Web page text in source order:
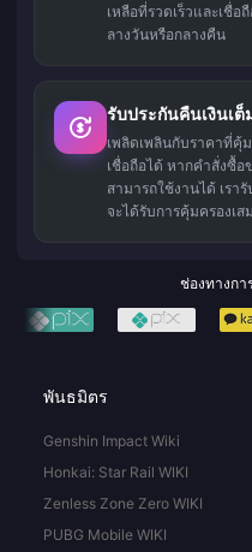
เหลือที่รวดเร็วและเชื่
ลางวันหรือกลางคืน
รับประกันคืนเงินเ
เพลิดเพลินกับราคาที่คุ้
เชื่อถือได้ หากคำสั่งซื้
สามารถใช้งานได้ เรา
จะได้รับการคุ้มครองเส
ช่องทางกา
พันธมิตร
Genshin Impact Wiki
Honkai: Star Rail WIKI
Zenless Zone Zero WIKI
PUBG Mobile WIKI